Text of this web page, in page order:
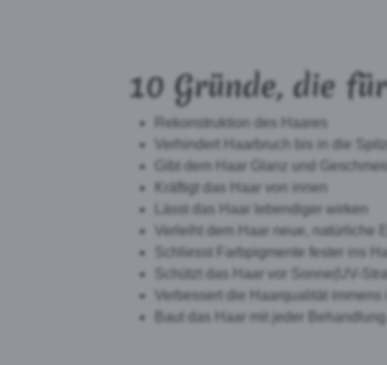
10 Gründe, die
Rekonstruktion des Haares
Verhindert Haarbruch bis in die
Gibt dem Haar Glanz und
Kräftigt das Haar von innen
Lässt das Haar lebendiger wirken
Verleiht dem Haar neue, natürliche
Schliesst Farbpigmente fester ins
Schützt das Haar vor Sonne(UV-
Verbessert die Haarqualität immens
Baut das Haar mit jeder